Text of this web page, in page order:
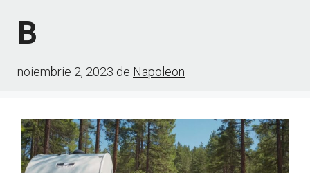
B
noiembrie 2, 2023 de Napoleon